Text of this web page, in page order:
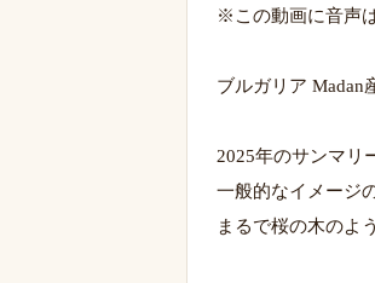
※この動画に音声
ブルガリア Madan
2025年のサンマリ
一般的なイメージ
まるで桜の木のよ